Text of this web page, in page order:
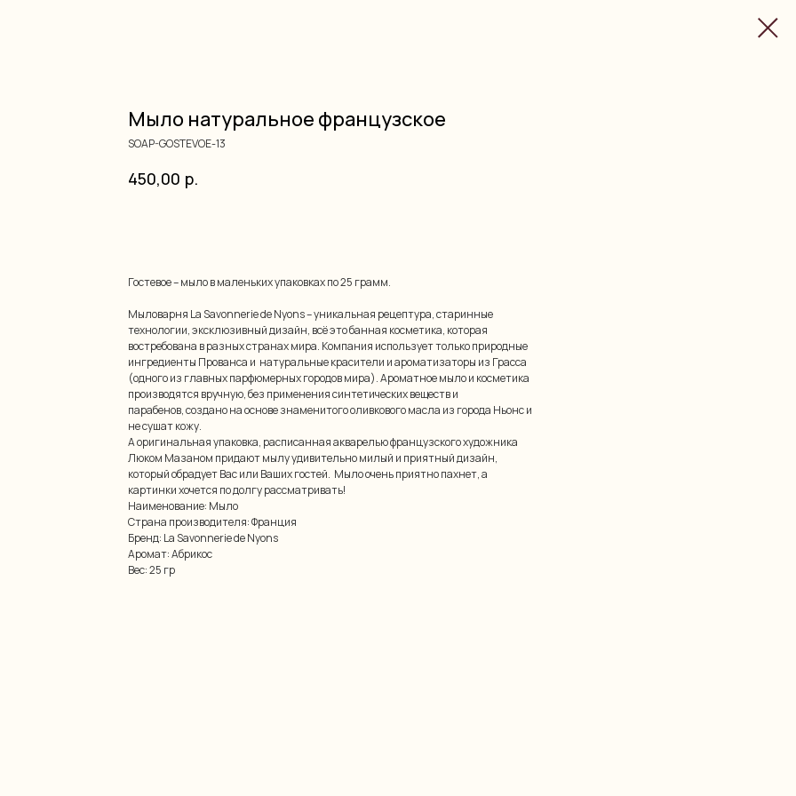
Мыло натуральное французское
SOAP-GOSTEVOE-13
450,00 р.
Гостевое – мыло в маленьких упаковках по 25 грамм.
Мыловарня La Savonnerie de Nyons – уникальная рецептура, старинные
технологии, эксклюзивный дизайн, всё это банная косметика, которая
востребована в разных странах мира. Компания использует только природные
ингредиенты Прованса и натуральные красители и ароматизаторы из Грасса
(одного из главных парфюмерных городов мира). Ароматное мыло и косметика
производятся вручную, без применения синтетических веществ и
парабенов, создано на основе знаменитого оливкового масла из города Ньонс и
не сушат кожу.
А оригинальная упаковка, расписанная акварелью французского художника
Люком Мазаном придают мылу удивительно милый и приятный дизайн,
который обрадует Вас или Ваших гостей. Мыло очень приятно пахнет, а
картинки хочется по долгу рассматривать!
Наименование: Мыло
Страна производителя: Франция
Бренд: La Savonnerie de Nyons
Аромат: Абрикос
Вес: 25 гр